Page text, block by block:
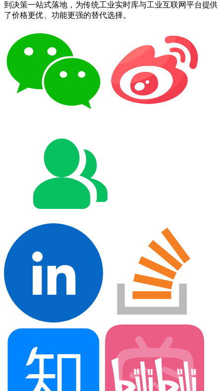
到决策一站式落地，为传统工业实时库与工业互联网平台提供
了价格更优、功能更强的替代选择。